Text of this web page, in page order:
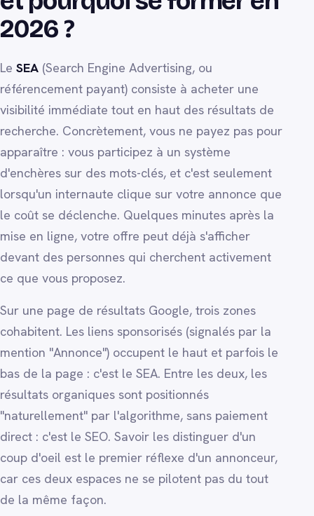
2026 ?
Le SEA (Search Engine Advertising, ou
référencement payant) consiste à acheter une
visibilité immédiate tout en haut des résultats de
recherche. Concrètement, vous ne payez pas pour
apparaître : vous participez à un système
d'enchères sur des mots-clés, et c'est seulement
lorsqu'un internaute clique sur votre annonce que
le coût se déclenche. Quelques minutes après la
mise en ligne, votre offre peut déjà s'afficher
devant des personnes qui cherchent activement
ce que vous proposez.
Sur une page de résultats Google, trois zones
cohabitent. Les liens sponsorisés (signalés par la
mention "Annonce") occupent le haut et parfois le
bas de la page : c'est le SEA. Entre les deux, les
résultats organiques sont positionnés
"naturellement" par l'algorithme, sans paiement
direct : c'est le SEO. Savoir les distinguer d'un
coup d'oeil est le premier réflexe d'un annonceur,
car ces deux espaces ne se pilotent pas du tout
de la même façon.